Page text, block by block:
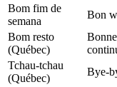
Bom fim de
semana
Bon
Bom resto
(Québec)
Bonne
Tchau-tchau
(Québec)
Bye-